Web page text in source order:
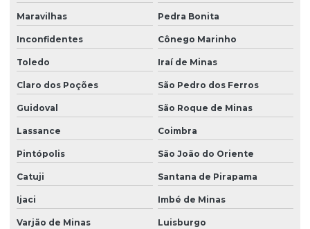
Maravilhas Pedra Bonita
Inconfidentes Cônego Marinho
Toledo Iraí de Minas
Claro dos Poções São Pedro dos Ferros
Guidoval São Roque de Minas
Lassance Coimbra
Pintópolis São João do Oriente
Catuji Santana de Pirapama
Ijaci Imbé de Minas
Varjão de Minas Luisburgo